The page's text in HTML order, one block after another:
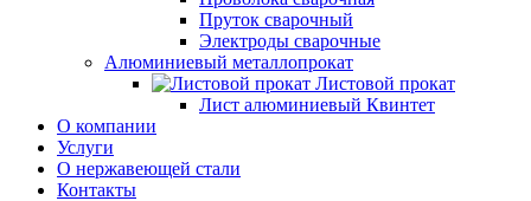
Пруток сварочный
Электроды сварочные
Алюминиевый металлопрокат
Листовой прокат
Лист алюминиевый Квинтет
О компании
Услуги
О нержавеющей стали
Контакты